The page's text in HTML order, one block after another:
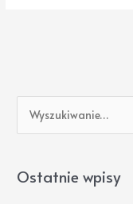
z
k
Ostatnie wpisy